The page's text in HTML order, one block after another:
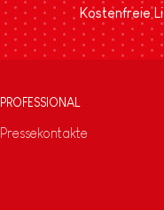
Kostenfreie
PROFESSIONAL
Pressekontakte